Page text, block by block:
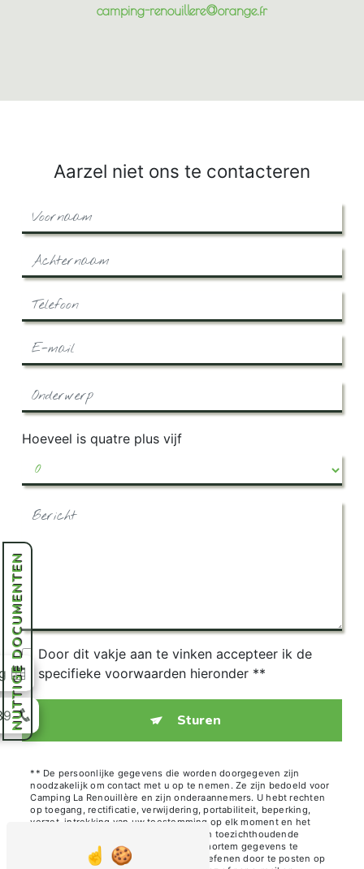
camping-renouillere@orange.fr
Aarzel niet ons te contacteren
Hoeveel is quatre plus vijf
Door dit vakje aan te vinken accepteer ik de
specifieke voorwaarden hieronder **
Sturen
** De persoonlijke gegevens die worden doorgegeven zijn
noodzakelijk om contact met u op te nemen. Ze zijn bedoeld voor
Camping La Renouillère en zijn onderaannemers. U hebt rechten
op toegang, rectificatie, verwijdering, portabiliteit, beperking,
verzet, intrekking van uw toestemming op elk moment en het
recht om een klacht in te dienen bij een toezichthoudende
autoriteit, en niet het lot van uw post-mortem gegevens te
organiseren. Je kunt deze rechten uitoefenen door te posten op
NUTTIGE DOCUMENTEN